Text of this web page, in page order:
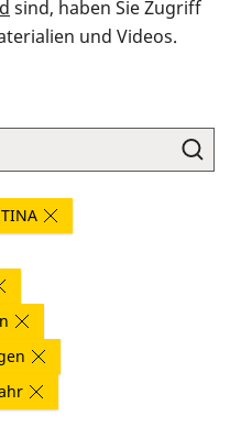
sind, haben Sie Zugriff
und Videos.